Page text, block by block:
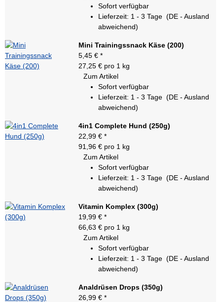
Sofort verfügbar
Lieferzeit: 1 - 3 Tage(DE - Ausland
abweichend)
Mini Trainingssnack Käse (200)
5,45 €*
27,25 € pro 1 kg
Zum Artikel
Sofort verfügbar
Lieferzeit: 1 - 3 Tage(DE - Ausland
abweichend)
4in1 Complete Hund (250g)
22,99 €*
91,96 € pro 1 kg
Zum Artikel
Sofort verfügbar
Lieferzeit: 1 - 3 Tage(DE - Ausland
abweichend)
Vitamin Komplex (300g)
19,99 €*
66,63 € pro 1 kg
Zum Artikel
Sofort verfügbar
Lieferzeit: 1 - 3 Tage(DE - Ausland
abweichend)
Analdrüsen Drops (350g)
26,99 €*